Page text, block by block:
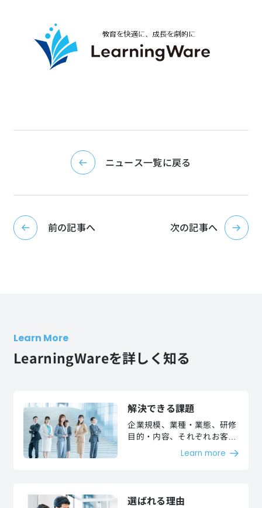
ニュース一覧に戻る
前の記事へ 次の記事へ
Learn More
LearningWareを詳しく知る
解決できる課題
企業規模、業種・業態、研修
目的・内容、それぞれお客様
が抱える課題を解決いたしま
Learn more
選ばれる理由